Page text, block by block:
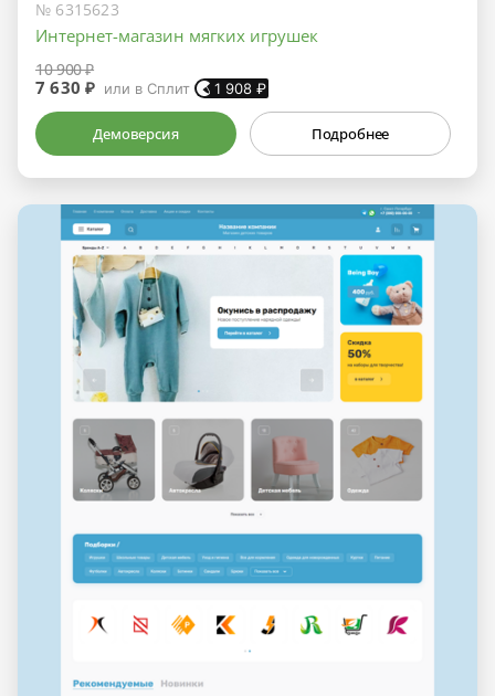
№ 6315623
Интернет-магазин мягких игрушек
10 900 ₽
7 630 ₽ или в Сплит 1 908 ₽
Демоверсия Подробнее